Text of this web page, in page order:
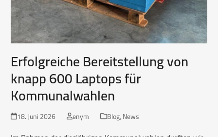
Erfolgreiche Bereitstellung von
knapp 600 Laptops für
Kommunalwahlen
18. Juni 2026 enym Blog,News